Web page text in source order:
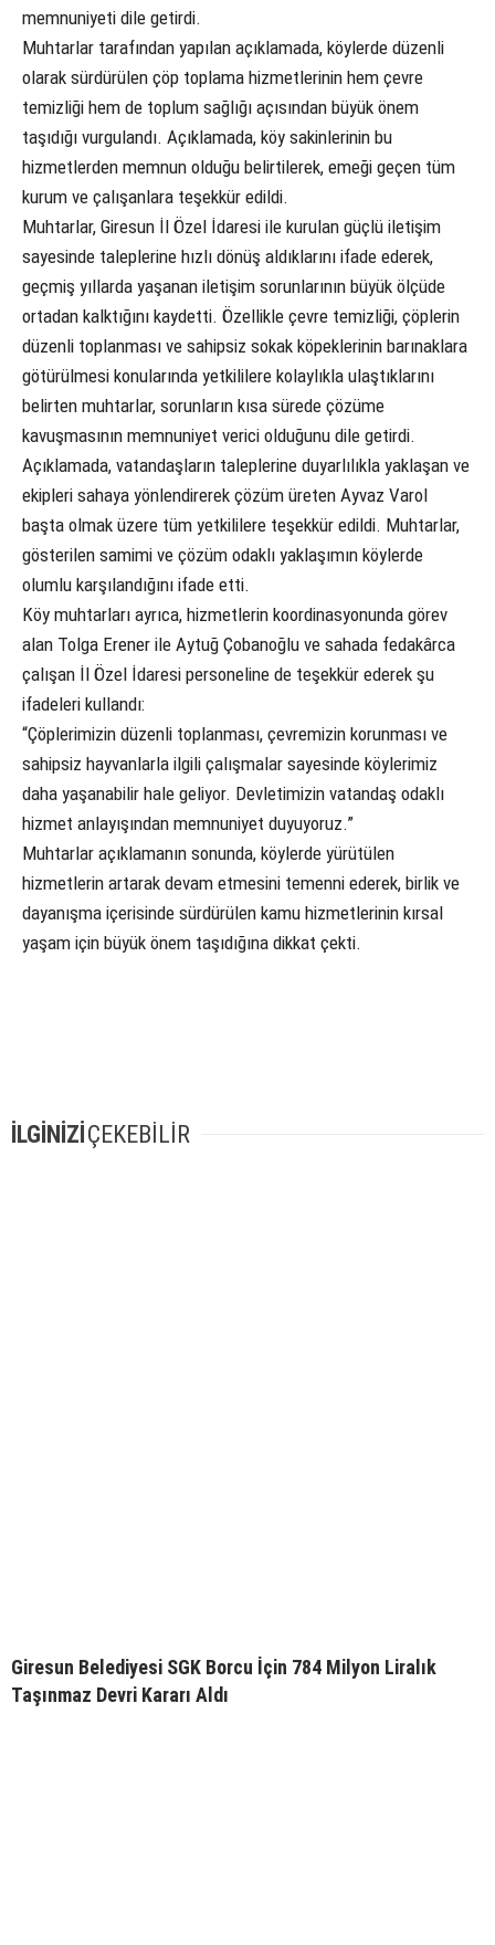
memnuniyeti dile getirdi.
Muhtarlar tarafından yapılan açıklamada, köylerde düzenli
olarak sürdürülen çöp toplama hizmetlerinin hem çevre
temizliği hem de toplum sağlığı açısından büyük önem
taşıdığı vurgulandı. Açıklamada, köy sakinlerinin bu
hizmetlerden memnun olduğu belirtilerek, emeği geçen tüm
kurum ve çalışanlara teşekkür edildi.
Muhtarlar, Giresun İl Özel İdaresi ile kurulan güçlü iletişim
sayesinde taleplerine hızlı dönüş aldıklarını ifade ederek,
geçmiş yıllarda yaşanan iletişim sorunlarının büyük ölçüde
ortadan kalktığını kaydetti. Özellikle çevre temizliği, çöplerin
düzenli toplanması ve sahipsiz sokak köpeklerinin barınaklara
götürülmesi konularında yetkililere kolaylıkla ulaştıklarını
belirten muhtarlar, sorunların kısa sürede çözüme
kavuşmasının memnuniyet verici olduğunu dile getirdi.
Açıklamada, vatandaşların taleplerine duyarlılıkla yaklaşan ve
ekipleri sahaya yönlendirerek çözüm üreten Ayvaz Varol
başta olmak üzere tüm yetkililere teşekkür edildi. Muhtarlar,
gösterilen samimi ve çözüm odaklı yaklaşımın köylerde
olumlu karşılandığını ifade etti.
Köy muhtarları ayrıca, hizmetlerin koordinasyonunda görev
alan Tolga Erener ile Aytuğ Çobanoğlu ve sahada fedakârca
çalışan İl Özel İdaresi personeline de teşekkür ederek şu
ifadeleri kullandı:
“Çöplerimizin düzenli toplanması, çevremizin korunması ve
sahipsiz hayvanlarla ilgili çalışmalar sayesinde köylerimiz
daha yaşanabilir hale geliyor. Devletimizin vatandaş odaklı
hizmet anlayışından memnuniyet duyuyoruz.”
Muhtarlar açıklamanın sonunda, köylerde yürütülen
hizmetlerin artarak devam etmesini temenni ederek, birlik ve
dayanışma içerisinde sürdürülen kamu hizmetlerinin kırsal
yaşam için büyük önem taşıdığına dikkat çekti.
İLGİNİZİÇEKEBİLİR
Giresun Belediyesi SGK Borcu İçin 784 Milyon Liralık
Taşınmaz Devri Kararı Aldı